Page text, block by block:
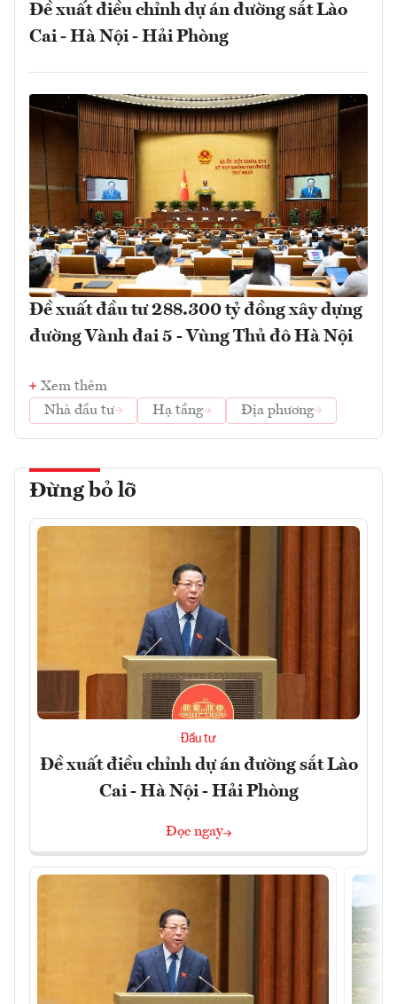
Đề xuất điều chỉnh dự án đường sắt Lào
Cai - Hà Nội - Hải Phòng
Đề xuất đầu tư 288.300 tỷ đồng xây dựng
đường Vành đai 5 - Vùng Thủ đô Hà Nội
Xem thêm
Nhà đầu tư
Hạ tầng Địa phương
Đừng bỏ lỡ
Đầu tư
Đề xuất điều chỉnh dự án đường sắt Lào
Cai - Hà Nội - Hải Phòng
Đọc ngay